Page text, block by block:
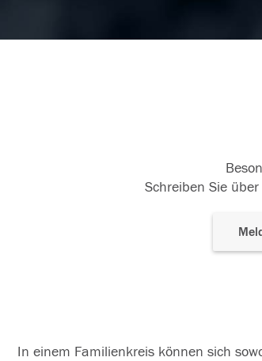
Schreiben Sie
In einem Familienkreis können sich